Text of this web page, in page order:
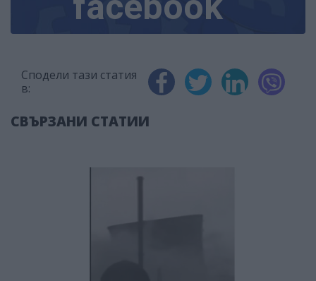
Сподели тази статия
в:
СВЪРЗАНИ СТАТИИ